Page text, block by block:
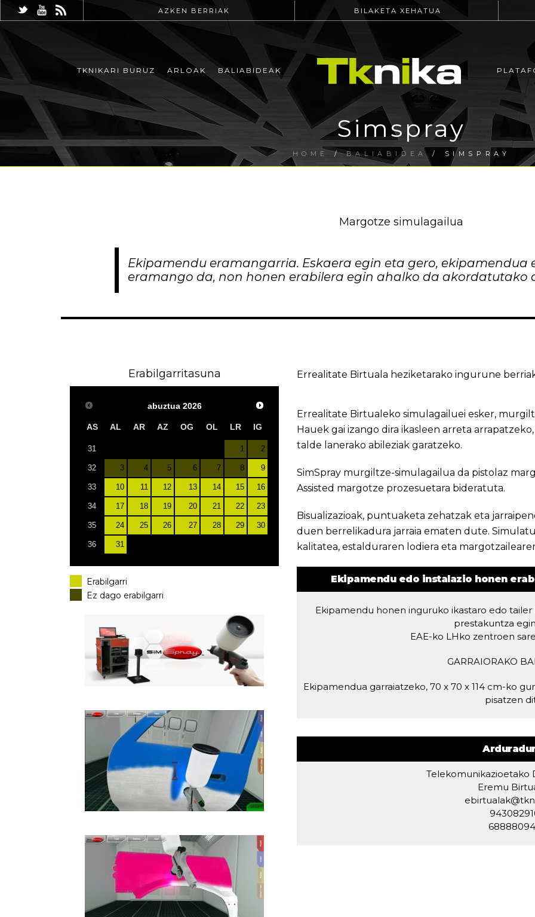
AZKEN BERRIAK BILAKETA XEHATUA
TKNIKARI BURUZ ARLOAK BALIABIDEAK
Simspray
HOME /BALIABIDEA/ SIMSPRAY
Margotze simulagailua
Ekipamendu eramangarria. Eskaera egin eta gero, ekipamendua
eramango da, non honen erabilera egin ahalko da akordatutako
Erabilgarritasuna
abuztua 2026
AS AL AR AZ OG OL LR IG
31 1 2
32 3 4 5 6 7 8 9
33 10 11 12 13 14 15 16
34 17 18 19 20 21 22 23
35 24 25 26 27 28 29 30
36 31
Erabilgarri
Ez dago erabilgarri
Errealitate Birtuala heziketarako ingurune
Errealitate Birtualeko simulagailuei esker,
Hauek gai izango dira ikasleen arreta
talde lanerako abileziak garatzeko.
SimSpray murgiltze-simulagailua da pistolaz
Assisted margotze prozesuetara bideratuta.
Bisualizazioak, puntuaketa zehatzak eta
duen berrelikadura jarraia ematen dute.
kalitatea, estalduraren lodiera eta
Ekipamendu edo instalazio honen
Ekipamendu honen inguruko ikastaro edo
prestakuntza
EAE-ko LHko zentroen
GARRAIORAKO
Ekipamendua garraiatzeko, 70 x 70 x 114 cm-ko
pisatzen
Telekomunikazioetako
Eremu